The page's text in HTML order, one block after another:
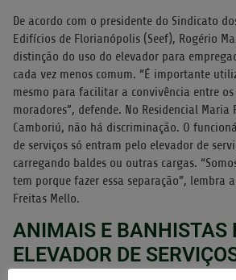
De acordo com o presidente do Sindicato
Edifícios de Florianópolis (Seef), Rogério
distinção do uso do elevador para
cada vez menos comum. “É importante
mesmo para facilitar a convivência entre
moradores”, defende. No Residencial Maria
Camboriú, não há discriminação. O
de serviços só entram pelo elevador de
carregando baldes ou outras cargas.
tem porque fazer essa separação”, lembra
Freitas Mello.
ANIMAIS E BANHISTAS
ELEVADOR DE